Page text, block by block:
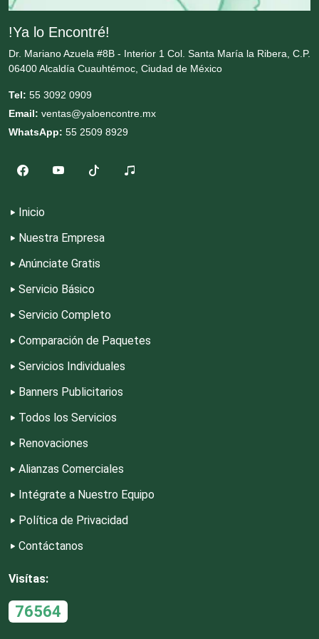
Cristalerías
Cromadoras
Depósitos Dentales
Dermatólogos
Desarrollo de Software
Desperdicios Industriales
Editores
Electrodomésticos
!Ya lo Encontré!
Dr. Mariano Azuela #8B - Interior 1 Col. Santa María la Ribera, C.P.
06400 Alcaldía Cuauhtémoc, Ciudad de México
Tel: 55 3092 0909
Email: ventas@yaloencontre.mx
WhatsApp: 55 2509 8929
Inicio
Nuestra Empresa
Anúnciate Gratis
Servicio Básico
Servicio Completo
Comparación de Paquetes
Servicios Individuales
Banners Publicitarios
Todos los Servicios
Renovaciones
Alianzas Comerciales
Intégrate a Nuestro Equipo
Política de Privacidad
Contáctanos
Visítas:
76564